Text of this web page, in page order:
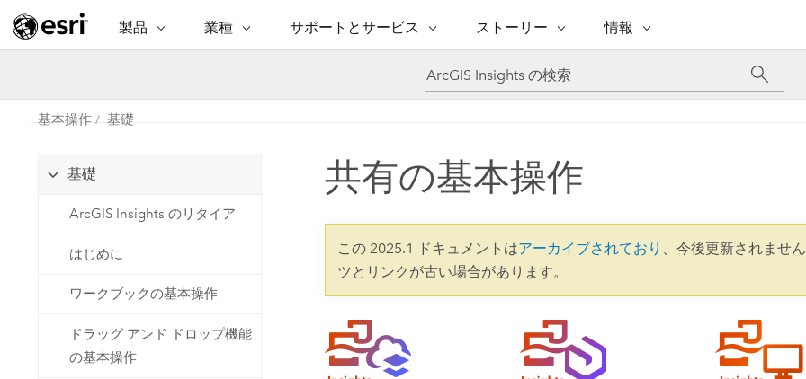
製品
ARCGIS
Esri のエンタープライズ地理空間
フォーム
世界有数の GIS ソフトウェア
機能
マッピング
位置情報を分析に活用
ユーザー タイプ
購入方法
業種
業種
施設管理
保健福祉サービス
サイエンス
持続可能な開発
電気通信
交通機関
水道
注目のイニシアティブ
インフラストラクチャ管理
GIS を活用して、最新の強靱で持続可能な未
来を創ります。 計画と運用に対する地理学
ロジェクトが周囲の環境とどのように関連
しているかをリーダーが理解するのに役立
ちます。
サポートとサービス
サポートとサービス
プロフェッショナル サービス
トレーニング
セルフサービス
優れた地理空間情報活用へ
ArcGIS ブログ
ドキュメント
My Esri
サポートに問い合
ストーリー
ESRI ストーリー
WhereNext Magazine
Esri ブログ
技術革新
ー リーダーの声
ArcUser
新情報
情報
ESRI について
Esri について
採用情報
基本操作 基礎
基礎
ArcGIS Insights のリタイア
はじめに
ワークブックの基本操作
ドラッグ アンド ドロップ機能
の基本操作
共有の基本操作
この 2025.1 ドキュメントはアーカイブされており
、今後更新されませ
ツとリンクが古い場合があります。